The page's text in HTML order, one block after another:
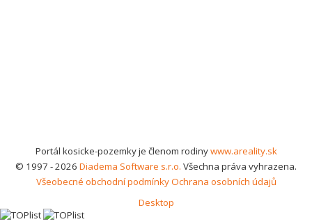
Portál kosicke-pozemky je členom rodinywww.areality.sk
© 1997 - 2026 Diadema Software s.r.o. Všechna práva vyhrazena.
Všeobecné obchodní podmínkyOchrana osobních údajů
Desktop